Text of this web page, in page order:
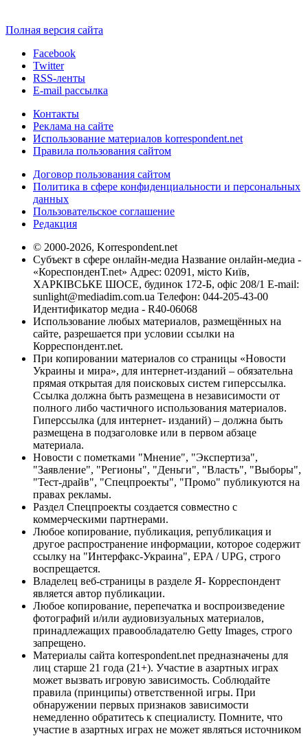
Полная версия сайта
Facebook
Twitter
RSS-ленты
E-mail рассылка
Контакты
Реклама на сайте
Использование материалов korrespondent.net
Правила пользования сайтом
Договор пользования сайтом
Политика в сфере конфиденциальности и персональных
данных
Пользовательское соглашение
Редакция
© 2000-2026, Korrespondent.net
Субъект в сфере онлайн-медиа Название онлайн-медиа -
«КореспонденТ.net» Адрес: 02091, місто Київ,
ХАРКІВСЬКЕ ШОСЕ, будинок 172-Б, офіс 208/1 E-mail:
sunlight@mediadim.com.ua Телефон: 044-205-43-00
Идентификатор медиа - R40-06068
Использование любых материалов, размещённых на
сайте, разрешается при условии ссылки на
Корреспондент.net.
При копировании материалов со страницы «Новости
Украины и мира», для интернет-изданий – обязательна
прямая открытая для поисковых систем гиперссылка.
Ссылка должна быть размещена в независимости от
полного либо частичного использования материалов.
Гиперссылка (для интернет- изданий) – должна быть
размещена в подзаголовке или в первом абзаце
материала.
Новости с пометками "Мнение", "Экспертиза",
"Заявление", "Регионы", "Деньги", "Власть", "Выборы",
"Тест-драйв", "Спецпроекты", "Промо" публикуются на
правах рекламы.
Раздел Спецпроекты создается совместно с
коммерческими партнерами.
Любое копирование, публикация, републикация и
другое распространение информации, которое содержит
ссылку на "Интерфакс-Украина", EPA / UPG, строго
воспрещается.
Владелец веб-страницы в разделе Я- Корреспондент
является автор публикации.
Любое копирование, перепечатка и воспроизведение
фотографий и/или аудиовизуальных материалов,
принадлежащих правообладателю Getty Images, строго
запрещено.
Материалы сайта korrespondent.net предназначены для
лиц старше 21 года (21+). Участие в азартных играх
может вызвать игровую зависимость. Соблюдайте
правила (принципы) ответственной игры. При
обнаружении первых признаков зависимости
немедленно обратитесь к специалисту. Помните, что
участие в азартных играх не может являться источником